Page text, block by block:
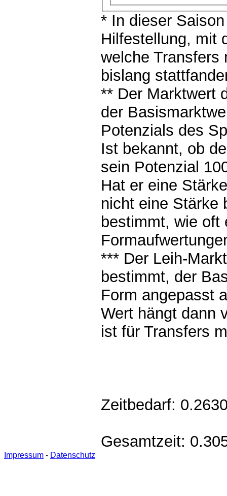
* In dieser
Hilfestellung, mit
welche Transfers
bislang
** Der Marktwert
der
Potenzials des
Ist bekannt, ob
sein Potenzial
Hat er eine
nicht eine Stärke
bestimmt, wie oft
*** Der Leih-
bestimmt, der
Form angepasst
Wert hängt dann
ist für Transfers
Zeitbedarf:
Gesamtzeit:
Impressum - Datenschutz